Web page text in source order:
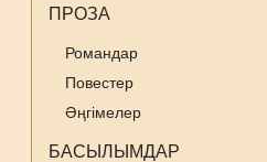
ПРОЗА
Романдар
Повестер
Әңгімелер
БАСЫЛЫМДАР